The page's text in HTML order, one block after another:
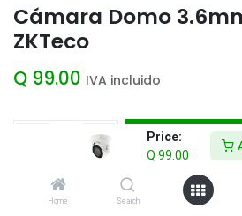
Price:
Q 99.00
Home Search
Cámara Domo
ZKTeco
Q 99.00 IVA incluido
Add to
Agregar a la lista de deseos